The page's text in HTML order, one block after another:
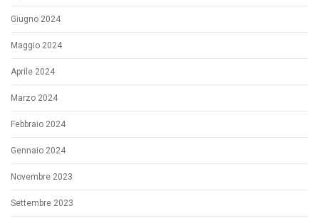
Giugno 2024
Maggio 2024
Aprile 2024
Marzo 2024
Febbraio 2024
Gennaio 2024
Novembre 2023
Settembre 2023